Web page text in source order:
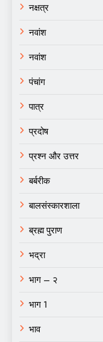
नक्षत्र
नवांश
नवांश
पंचांग
पात्र
प्रदोष
प्रश्न और उत्तर
बर्बरीक
बालसंस्कारशाला
ब्रह्म पुराण
भद्रा
भाग – २
भाग 1
भाव